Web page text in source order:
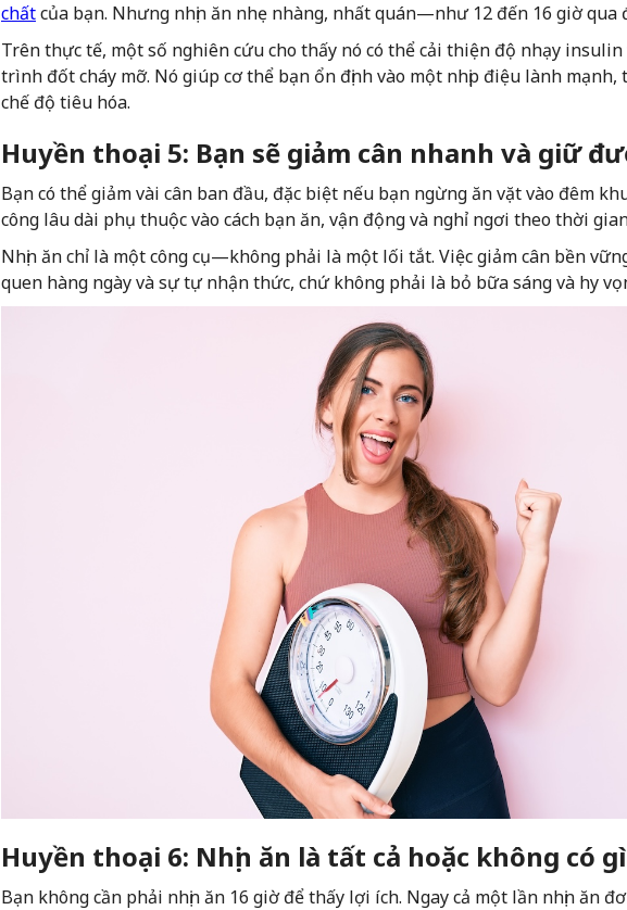
chấtcủa bạn. Nhưng nhịn ăn nhẹ nhàng, nhất quán—như 12 đến 16 giờ
Trên thực tế, một số nghiên cứu cho thấy nó có thể cải thiện độ nhạy
trình đốt cháy mỡ. Nó giúp cơ thể bạn ổn định vào một nhịp điệu lành
chế độ tiêu hóa.
Huyền thoại 5: Bạn sẽ giảm cân nhanh và giữ
Bạn có thể giảm vài cân ban đầu, đặc biệt nếu bạn ngừng ăn vặt vào đêm
công lâu dài phụ thuộc vào cách bạn ăn, vận động và nghỉ ngơi theo thời
Nhịn ăn chỉ là một công cụ—không phải là một lối tắt. Việc giảm cân bền
quen hàng ngày và sự tự nhận thức, chứ không phải là bỏ bữa sáng và hy
Huyền thoại 6: Nhịn ăn là tất cả hoặc không có gì
Bạn không cần phải nhịn ăn 16 giờ để thấy lợi ích. Ngay cả một lần nhịn ăn